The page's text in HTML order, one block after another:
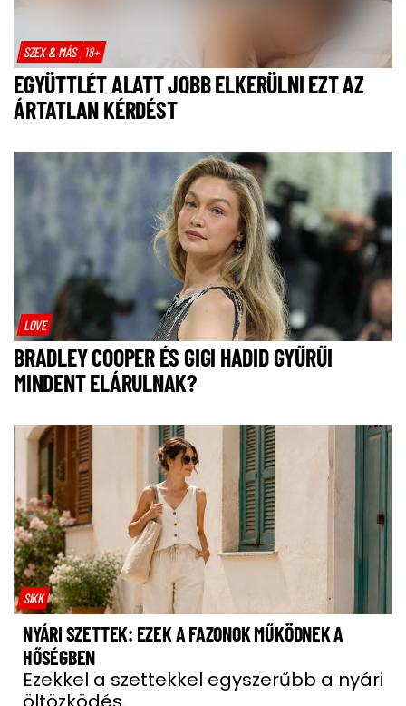
SZEX & MÁS 18+
EGYÜTTLÉT ALATT JOBB ELKERÜLNI EZT AZ
ÁRTATLAN KÉRDÉST
LOVE
BRADLEY COOPER ÉS GIGI HADID GYŰRŰI
MINDENT ELÁRULNAK?
SIKK
NYÁRI SZETTEK: EZEK A FAZONOK MŰKÖDNEK A
HŐSÉGBEN
Ezekkel a szettekkel egyszerűbb a nyári